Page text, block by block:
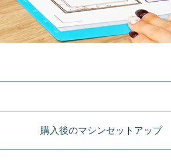
購入後のマシンセットアップ